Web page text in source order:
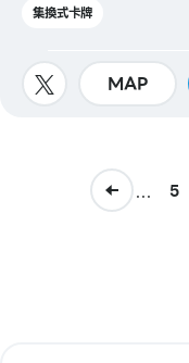
集換式卡牌
MAP
... 5